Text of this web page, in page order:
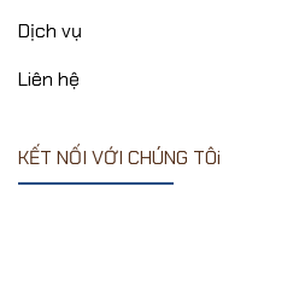
Dịch vụ
Liên hệ
KẾT NỐI VỚI CHÚNG TÔi